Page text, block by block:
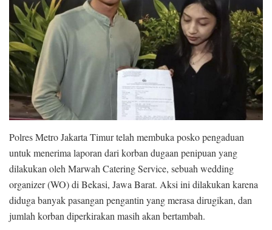
Polres Metro Jakarta Timur telah membuka posko pengaduan
untuk menerima laporan dari korban dugaan penipuan yang
dilakukan oleh Marwah Catering Service, sebuah wedding
organizer (WO) di Bekasi, Jawa Barat. Aksi ini dilakukan karena
diduga banyak pasangan pengantin yang merasa dirugikan, dan
jumlah korban diperkirakan masih akan bertambah.